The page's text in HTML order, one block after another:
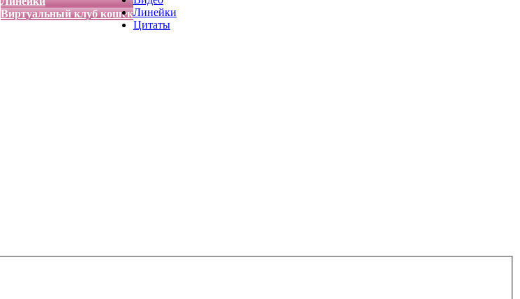
Виртуальный клуб кошекЛинейки
Цитаты